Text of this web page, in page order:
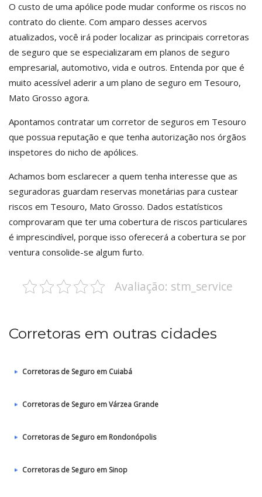
O custo de uma apólice pode mudar conforme os riscos no
contrato do cliente. Com amparo desses acervos
atualizados, você irá poder localizar as principais corretoras
de seguro que se especializaram em planos de seguro
empresarial, automotivo, vida e outros. Entenda por que é
muito acessível aderir a um plano de seguro em Tesouro,
Mato Grosso agora.
Apontamos contratar um corretor de seguros em Tesouro
que possua reputação e que tenha autorização nos órgãos
inspetores do nicho de apólices.
Achamos bom esclarecer a quem tenha interesse que as
seguradoras guardam reservas monetárias para custear
riscos em Tesouro, Mato Grosso. Dados estatísticos
comprovaram que ter uma cobertura de riscos particulares
é imprescindível, porque isso oferecerá a cobertura se por
ventura consolide-se algum furto.
Avaliação: stm_service
Corretoras em outras cidades
Corretoras de Seguro em Cuiabá
Corretoras de Seguro em Várzea Grande
Corretoras de Seguro em Rondonópolis
Corretoras de Seguro em Sinop